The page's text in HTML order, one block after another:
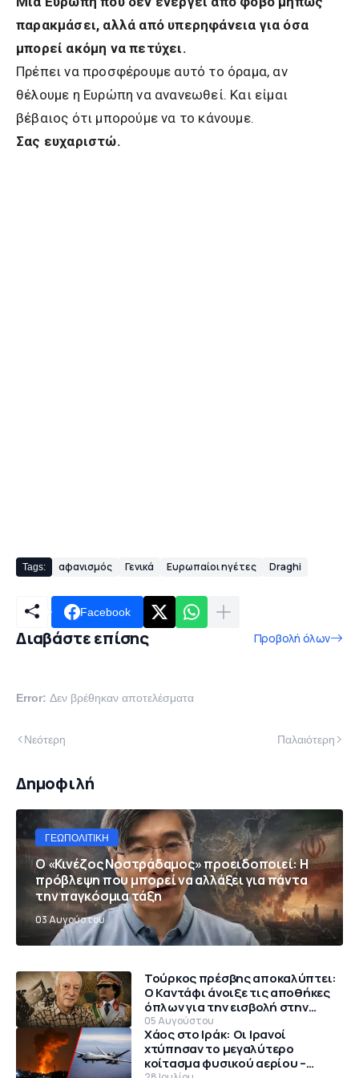
παρακμάσει, αλλά από υπερηφάνεια για όσα
μπορεί ακόμη να πετύχει.
Πρέπει να προσφέρουμε αυτό το όραμα, αν
θέλουμε η Ευρώπη να ανανεωθεί. Και είμαι
βέβαιος ότι μπορούμε να το κάνουμε.
Σας ευχαριστώ.
Tags: αφανισμός Γενικά Ευρωπαίοι ηγέτες Draghi
Facebook
Διαβάστε επίσης Προβολή όλων
Error: Δεν βρέθηκαν αποτελέσματα
Νεότερη Παλαιότερη
Δημοφιλή
ΓΕΩΠΟΛΙΤΙΚΉ
Ο «Κινέζος Νοστράδαμος» προειδοποιεί: Η
πρόβλεψη που μπορεί να αλλάξει για πάντα
την παγκόσμια τάξη
03 Αυγούστου
Τούρκος πρέσβης αποκαλύπτει:
Ο Καντάφι άνοιξε τις αποθήκες
όπλων για την εισβολή στην
Κύπρο το 1974
05 Αυγούστου
Χάος στο Ιράκ: Οι Ιρανοί
χτύπησαν το μεγαλύτερο
κοίτασμα φυσικού αερίου –